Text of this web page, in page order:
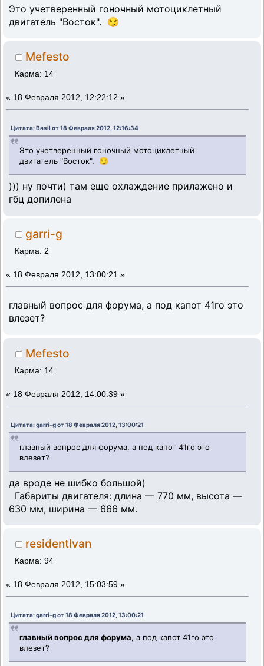
Это учетверенный гоночный мотоциклетный
двигатель "Восток". 😏
Mefesto
Карма: 14
« 18 Февраля 2012, 12:22:12 »
Цитата: Basil от 18 Февраля 2012, 12:16:34
Это учетверенный гоночный мотоциклетный
двигатель "Восток". 😏
))) ну почти) там еще охлаждение прилажено и
гбц допилена
garri-g
Карма: 2
« 18 Февраля 2012, 13:00:21 »
главный вопрос для форума, а под капот 41го это
влезет?
Mefesto
Карма: 14
« 18 Февраля 2012, 14:00:39 »
Цитата: garri-g от 18 Февраля 2012, 13:00:21
главный вопрос для форума, а под капот 41го это
влезет?
да вроде не шибко большой)
Габариты двигателя: длина — 770 мм, высота —
630 мм, ширина — 666 мм.
residentIvan
Карма: 94
« 18 Февраля 2012, 15:03:59 »
Цитата: garri-g от 18 Февраля 2012, 13:00:21
главный вопрос для форума, а под капот 41го это
влезет?